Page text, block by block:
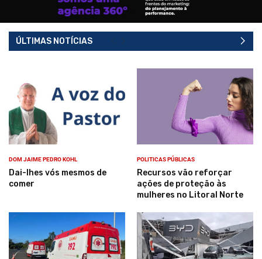
ÚLTIMAS NOTÍCIAS
DOM JAIME PEDRO KOHL
Dai-lhes vós mesmos de
comer
POLITICAS PÚBLICAS
Recursos vão reforçar
ações de proteção às
mulheres no Litoral Norte